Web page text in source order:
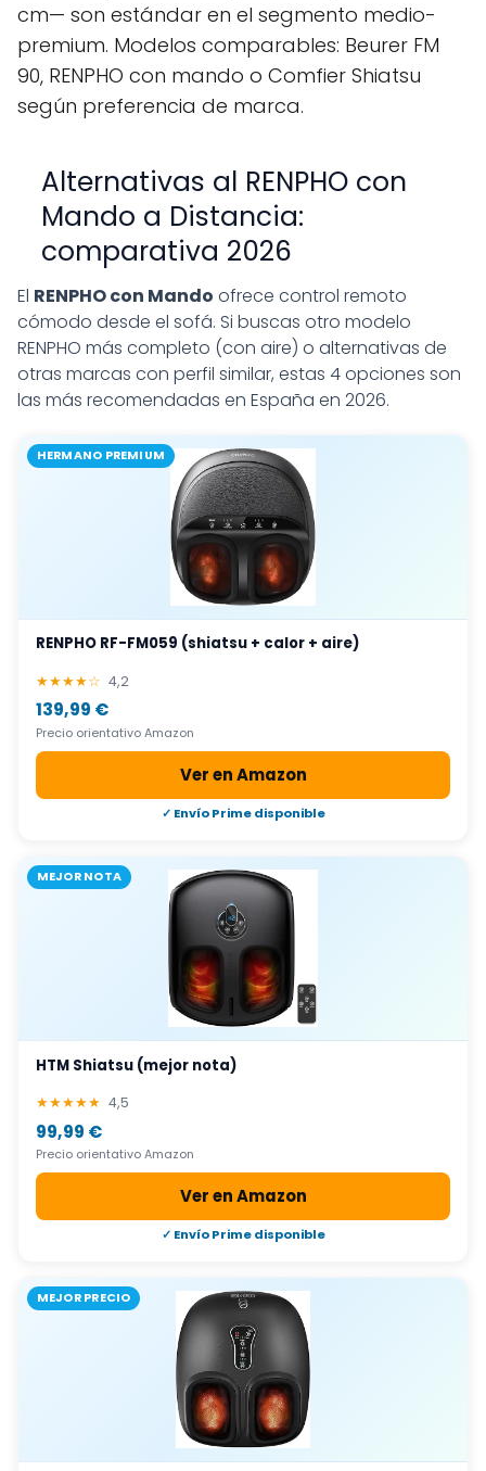
cm— son estándar en el segmento medio-
premium. Modelos comparables: Beurer FM
90, RENPHO con mando o Comfier Shiatsu
según preferencia de marca.
Alternativas al RENPHO con
Mando a Distancia:
comparativa 2026
El RENPHO con Mando ofrece control remoto
cómodo desde el sofá. Si buscas otro modelo
RENPHO más completo (con aire) o alternativas de
otras marcas con perfil similar, estas 4 opciones son
las más recomendadas en España en 2026.
HERMANO PREMIUM
RENPHO RF-FM059 (shiatsu + calor + aire)
★★★★☆ 4,2
139,99 €
Precio orientativo Amazon
Ver en Amazon
✓ Envío Prime disponible
MEJOR NOTA
HTM Shiatsu (mejor nota)
★★★★★ 4,5
99,99 €
Precio orientativo Amazon
Ver en Amazon
✓ Envío Prime disponible
MEJOR PRECIO